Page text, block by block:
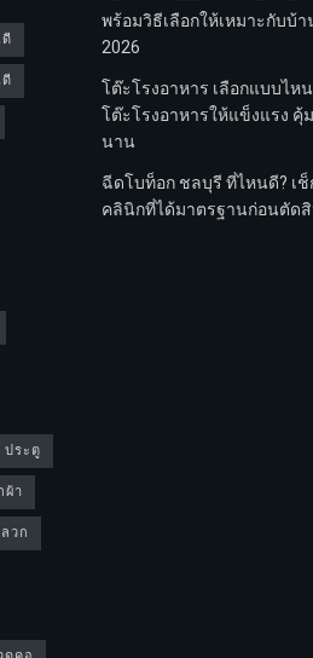
ประตู
า
วก
พร้อมวิธีเลือกให้เหมาะกับบ้
2026
โต๊ะโรงอาหาร เลือกแบบไห
โต๊ะโรงอาหารให้แข็งแรง คุ้
นาน
ฉีดโบท็อก ชลบุรี ที่ไหนดี? เช็
คลินิกที่ได้มาตรฐานก่อนตัด